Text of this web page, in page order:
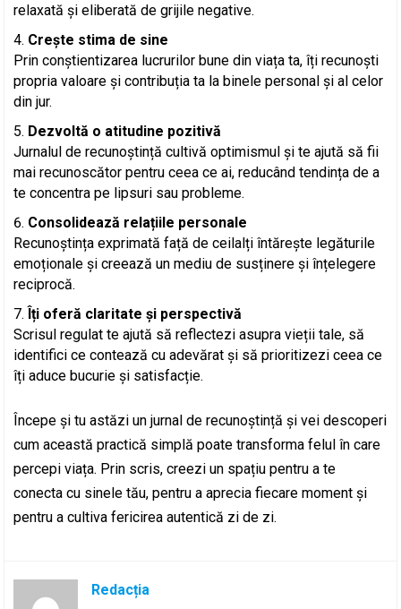
relaxată și eliberată de grijile negative.
Crește stima de sine
Prin conștientizarea lucrurilor bune din viața ta, îți recunoști
propria valoare și contribuția ta la binele personal și al celor
din jur.
Dezvoltă o atitudine pozitivă
Jurnalul de recunoștință cultivă optimismul și te ajută să fii
mai recunoscător pentru ceea ce ai, reducând tendința de a
te concentra pe lipsuri sau probleme.
Consolidează relațiile personale
Recunoștința exprimată față de ceilalți întărește legăturile
emoționale și creează un mediu de susținere și înțelegere
reciprocă.
Îți oferă claritate și perspectivă
Scrisul regulat te ajută să reflectezi asupra vieții tale, să
identifici ce contează cu adevărat și să prioritizezi ceea ce
îți aduce bucurie și satisfacție.
Începe și tu astăzi un jurnal de recunoștință și vei descoperi
cum această practică simplă poate transforma felul în care
percepi viața. Prin scris, creezi un spațiu pentru a te
conecta cu sinele tău, pentru a aprecia fiecare moment și
pentru a cultiva fericirea autentică zi de zi.
Redacția